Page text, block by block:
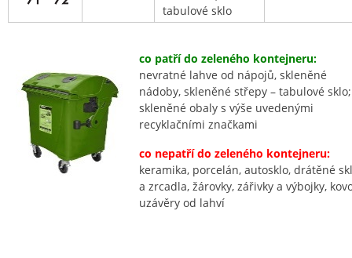
tabulové sklo
co patří do zeleného kontejneru:
nevratné lahve od nápojů, skleněné
nádoby, skleněné střepy – tabulové
skleněné obaly s výše uvedenými
recyklačními značkami
co nepatří do zeleného kontejneru:
keramika, porcelán, autosklo, drátěné
a zrcadla, žárovky, zářivky a výbojky,
uzávěry od lahví